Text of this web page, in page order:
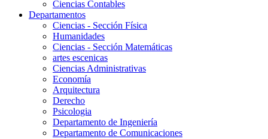
Ciencias Contables
Departamentos
Ciencias - Sección Física
Humanidades
Ciencias - Sección Matemáticas
artes escenicas
Ciencias Administrativas
Economía
Arquitectura
Derecho
Psicologia
Departamento de Ingeniería
Departamento de Comunicaciones